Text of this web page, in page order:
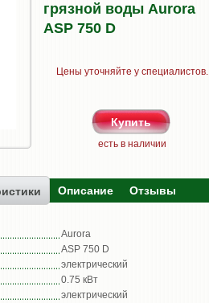
грязной воды Aurora
ASP 750 D
Цены уточняйте у специалистов.
есть в наличии
Описание Отзывы
Aurora
ASP 750 D
электрический
0.75 кВт
электрический